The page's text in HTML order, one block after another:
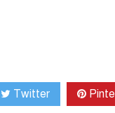
Twitter